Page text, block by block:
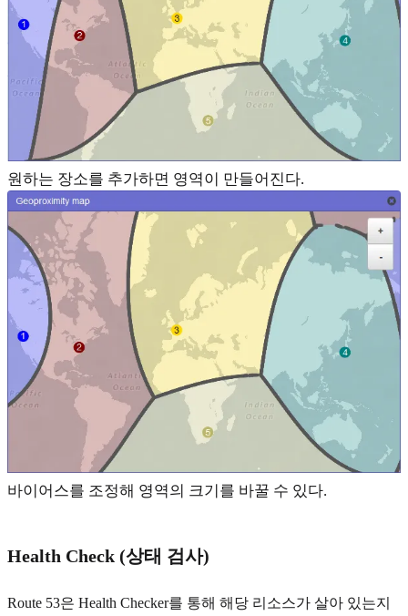
원하는 장소를 추가하면 영역이 만들어진다.
바이어스를 조정해 영역의 크기를 바꿀 수 있다.
Health Check (상태 검사)
Route 53은 Health Checker를 통해 해당 리소스가 살아 있는지